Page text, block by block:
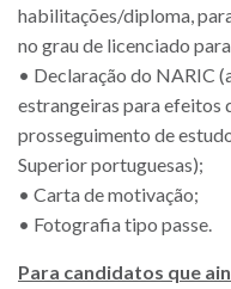
habilitações/diploma,
no grau de licenciado
• Declaração do NARIC
estrangeiras para efeitos
prosseguimento de
Superior portuguesas);
• Carta de motivação;
• Fotografia tipo passe.
Para candidatos que